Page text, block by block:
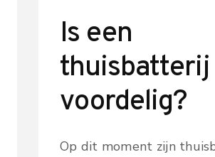
Is een
thuisbatterij
voordelig?
Op dit moment zijn